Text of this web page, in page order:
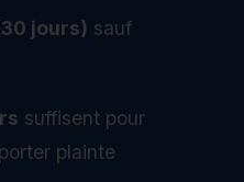
jours) sauf
suffisent pour
plainte